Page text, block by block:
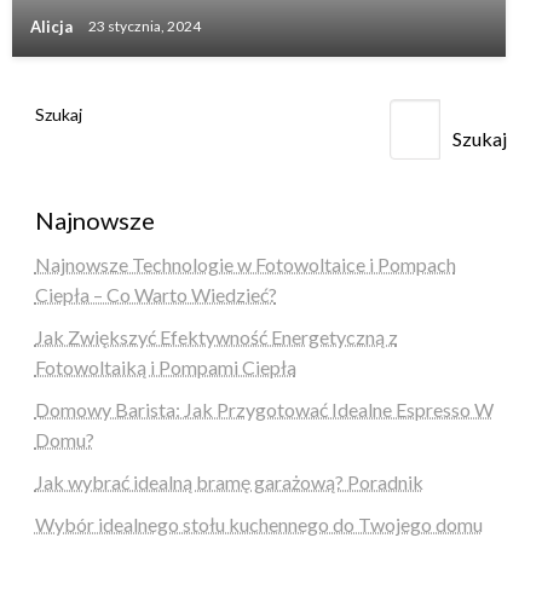
Alicja 23 stycznia, 2024
Szukaj
Szukaj
Najnowsze
Najnowsze Technologie w Fotowoltaice i Pompach
Ciepła – Co Warto Wiedzieć?
Jak Zwiększyć Efektywność Energetyczną z
Fotowoltaiką i Pompami Ciepła
Domowy Barista: Jak Przygotować Idealne Espresso W
Domu?
Jak wybrać idealną bramę garażową? Poradnik
Wybór idealnego stołu kuchennego do Twojego domu